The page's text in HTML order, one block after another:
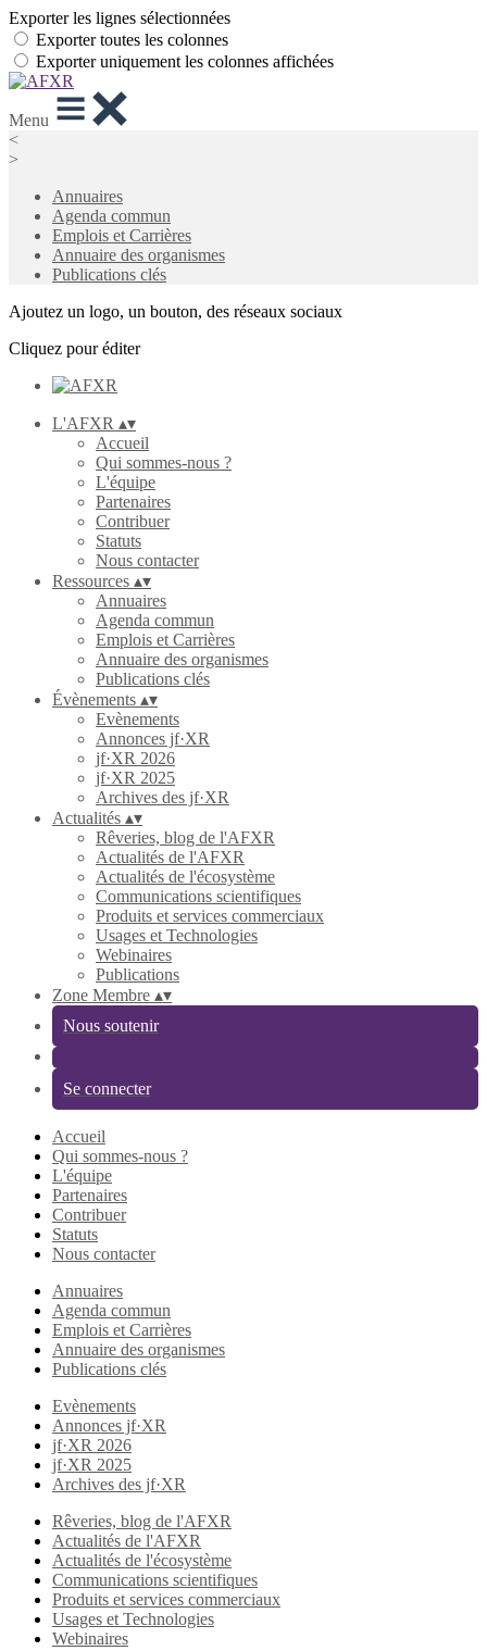
Exporter les lignes sélectionnées
Exporter toutes les colonnes
Exporter uniquement les colonnes affichées
Menu
<
>
Annuaires
Agenda commun
Emplois et Carrières
Annuaire des organismes
Publications clés
Ajoutez un logo, un bouton, des réseaux sociaux
Cliquez pour éditer
L'AFXR ▴▾
Accueil
Qui sommes-nous ?
L'équipe
Partenaires
Contribuer
Statuts
Nous contacter
Ressources ▴▾
Annuaires
Agenda commun
Emplois et Carrières
Annuaire des organismes
Publications clés
Évènements ▴▾
Evènements
Annonces jf·XR
jf·XR 2026
jf·XR 2025
Archives des jf·XR
Actualités ▴▾
Rêveries, blog de l'AFXR
Actualités de l'AFXR
Actualités de l'écosystème
Communications scientifiques
Produits et services commerciaux
Usages et Technologies
Webinaires
Publications
Zone Membre ▴▾
Nous soutenir
Se connecter
Accueil
Qui sommes-nous ?
L'équipe
Partenaires
Contribuer
Statuts
Nous contacter
Annuaires
Agenda commun
Emplois et Carrières
Annuaire des organismes
Publications clés
Evènements
Annonces jf·XR
jf·XR 2026
jf·XR 2025
Archives des jf·XR
Rêveries, blog de l'AFXR
Actualités de l'AFXR
Actualités de l'écosystème
Communications scientifiques
Produits et services commerciaux
Usages et Technologies
Webinaires